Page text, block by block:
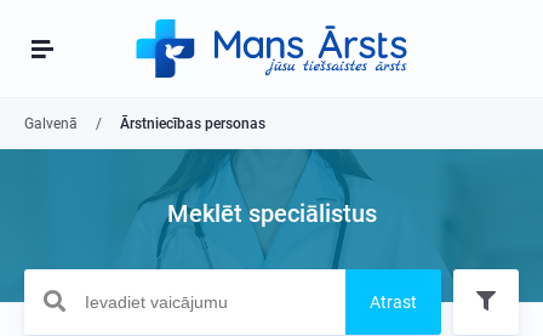
Galvenā Ārstniecības personas
Meklēt speciālistus
Atrast